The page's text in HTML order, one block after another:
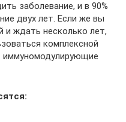
заболевание, и в 90%
двух лет. Если же вы
и ждать несколько лет,
комплексной
иммуномодулирующие